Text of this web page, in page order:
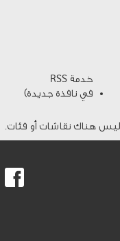
خدمة RSS
في نافذة جديدة)
ليس هناك نقاشات أو فئات.